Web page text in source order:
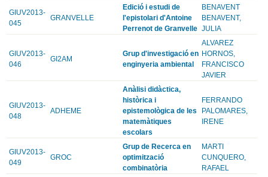
GIUV2013-
045
GRANVELLE
Edició i estudi de
l'epistolari d'Antoine
Perrenot de Granvelle
BENAVENT
BENAVENT,
JULIA
GIUV2013-
046
GI2AM
Grup d'investigació en
enginyeria ambiental
ALVAREZ
HORNOS,
FRANCISCO
JAVIER
GIUV2013-
048
ADHEME
Anàlisi didàctica,
històrica i
epistemològica de les
matemàtiques
escolars
FERRANDO
PALOMARES,
IRENE
GIUV2013-
049
GROC
Grup de Recerca en
optimització
combinatòria
MARTI
CUNQUERO,
RAFAEL